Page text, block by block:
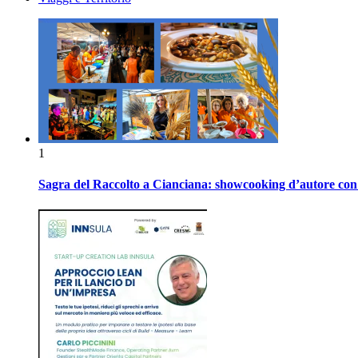
1
Sagra del Raccolto a Cianciana: showcooking d’autore